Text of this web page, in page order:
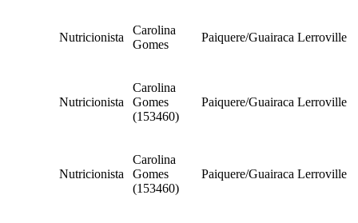
Nutricionista
Carolina
Gomes
Paiquere/Guairaca Lerroville
Nutricionista
Carolina
Gomes
(153460)
Paiquere/Guairaca Lerroville
Nutricionista
Carolina
Gomes
(153460)
Paiquere/Guairaca Lerroville